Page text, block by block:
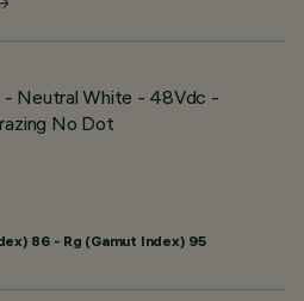
- Neutral White - 48Vdc -
No Dot
86 - Rg (Gamut Index) 95